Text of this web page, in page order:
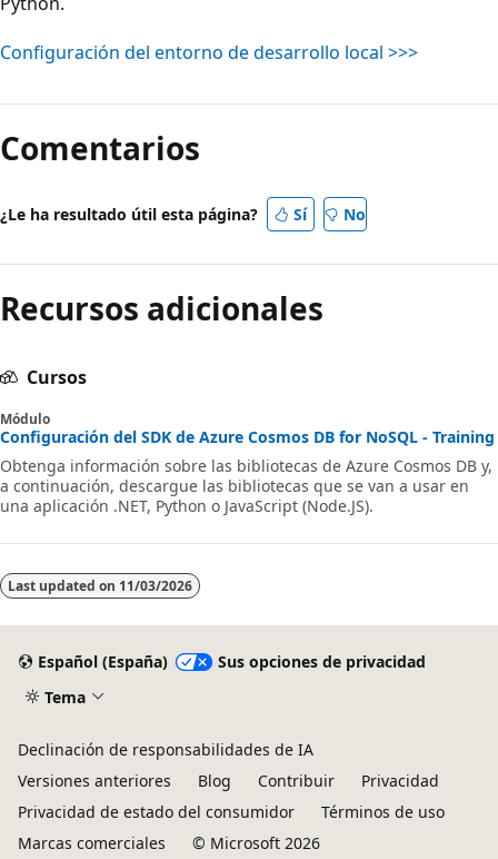
Configuración del entorno de desarrollo local >>>
Comentarios
¿Le ha resultado útil esta página? Sí No
Recursos adicionales
Cursos
Módulo
Configuración del SDK de Azure Cosmos DB for NoSQL - Training
Obtenga información sobre las bibliotecas de Azure Cosmos DB y,
a continuación, descargue las bibliotecas que se van a usar en
una aplicación .NET, Python o JavaScript (Node.JS).
Last updated on 11/03/2026
Español (España)
Sus opciones de privacidad
Tema
Declinación de responsabilidades de IA
Versiones anteriores
Blog Contribuir
Privacidad
Privacidad de estado del consumidor
Términos de uso
Marcas comerciales
© Microsoft 2026